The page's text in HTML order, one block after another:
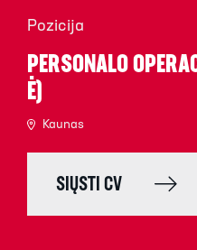
Pozicija
PERSONALO
Ė)
Kaunas
SIŲSTI CV